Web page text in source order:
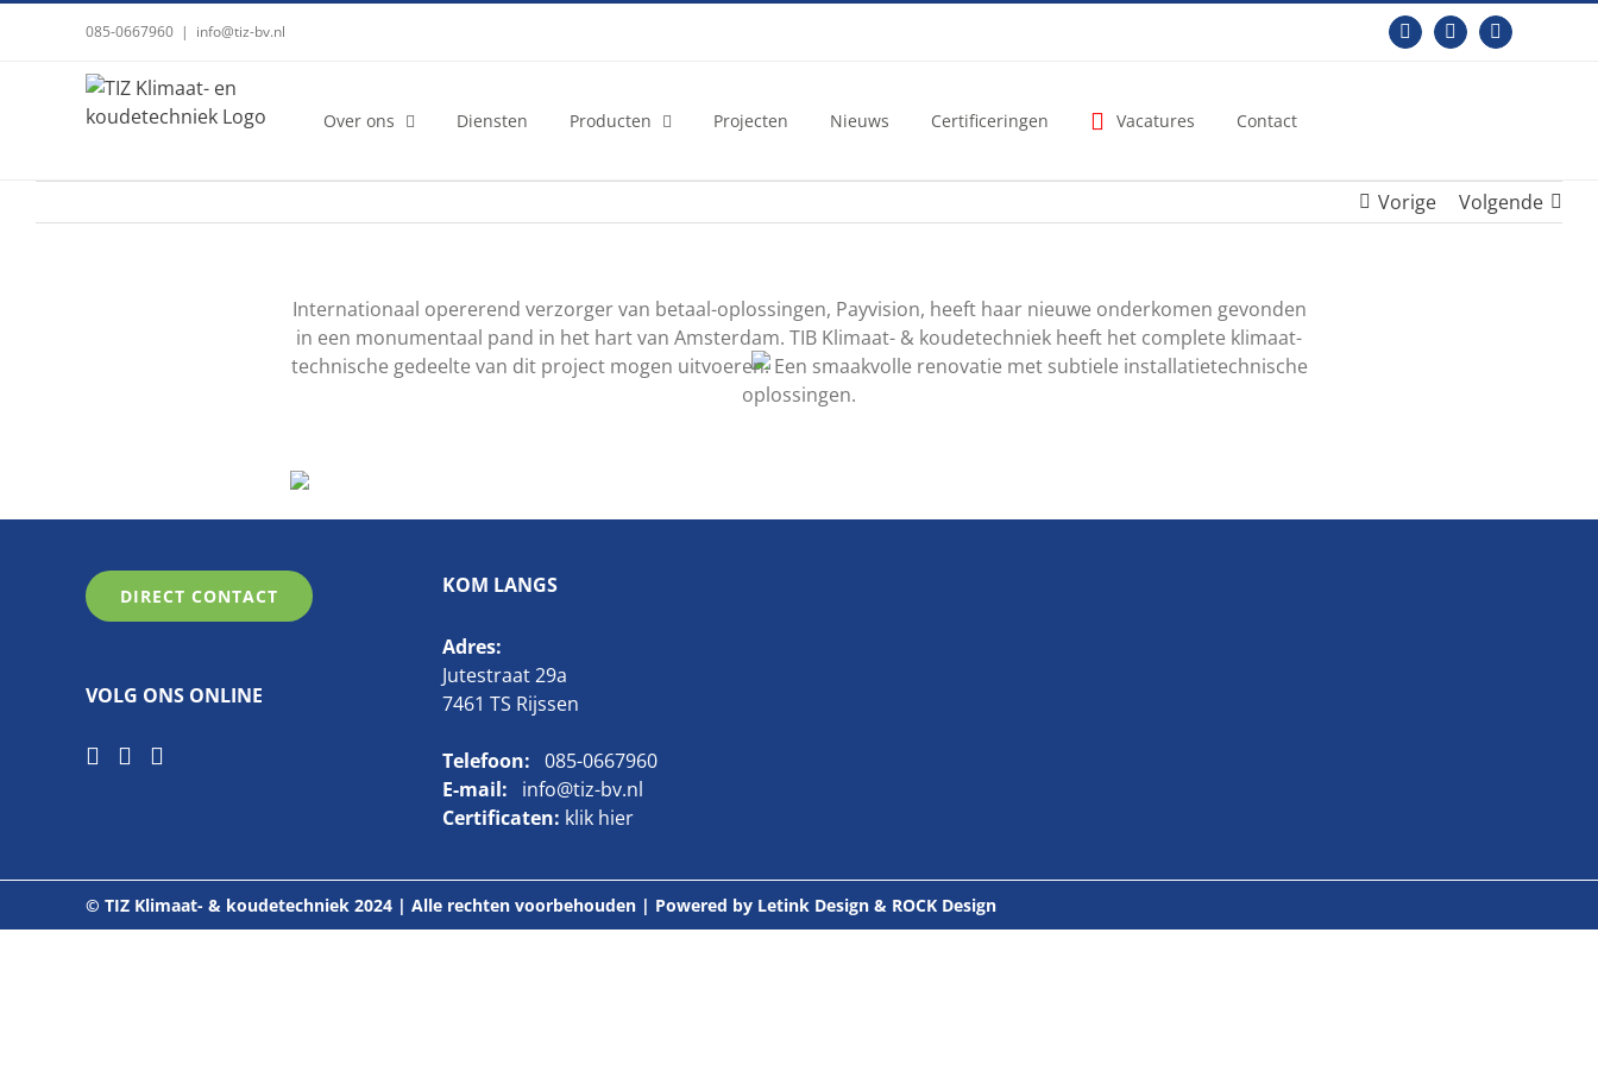
085-0667960 | info@tiz-bv.nl FacebookLinkedInYouTube
Over ons Diensten Producten Projecten Nieuws Certificeringen Vacatures Contact
Vorige Volgende
Internationaal opererend verzorger van betaal-oplossingen, Payvision, heeft haar nieuwe onderkomen gevonden
in een monumentaal pand in het hart van Amsterdam. TIB Klimaat- & koudetechniek heeft het complete klimaat-
technische gedeelte van dit project mogen uitvoeren. Een smaakvolle renovatie met subtiele installatietechnische
oplossingen.
DIRECT CONTACT
VOLG ONS ONLINE
KOM LANGS
Adres:
Jutestraat 29a
7461 TS Rijssen
Telefoon: 085-0667960
E-mail:
info@tiz-bv.nl
Certificaten: klik hier
© TIZ Klimaat- & koudetechniek 2024 | Alle rechten voorbehouden | Powered by Letink Design & ROCK Design